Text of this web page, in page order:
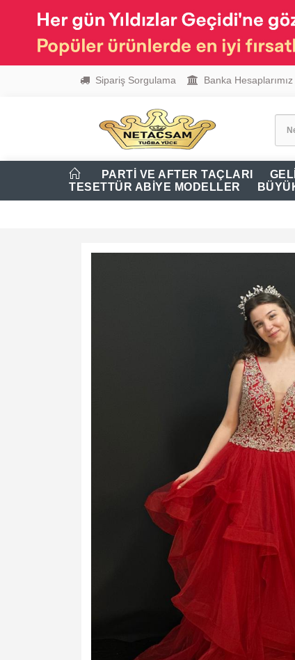
Sipariş Sorgulama Banka Hesaplarımız
PARTİ VE AFTER TAÇLARI
TESETTÜR ABİYE MODELLER